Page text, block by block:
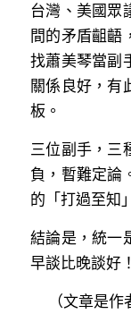
台灣、美國眾
間的矛盾齟齬
找蕭美琴當副
關係良好，有
板。
三位副手，三
負，暫難定論
的「打過至知
結論是，統一
早談比晚談好！
（文章是